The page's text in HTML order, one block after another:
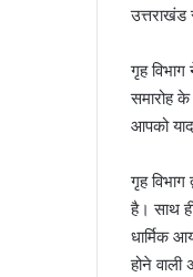
गृह
समारोह
आपको
गृह
है। साथ
धार्मिक
होने